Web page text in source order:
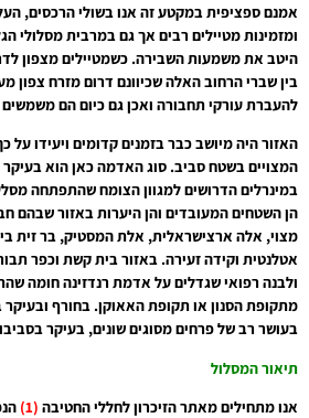
אמנם ספציפית במקטע זה אנו בשולי הרכסים,
ומזמינות מטיילים רבים אך גם במרבית מסלולי
היטב את משמעות השבירה. כשמטיילים מצפון
בין שברי הרחוב האלה שכיוונם דרום מזרח צפון
להעברת עורקי תחבורה ואכן גם כיום הם
האזור היה מיושב כבר בזמנים קדומים ויעידו על
המצויים בשטח סביב. סוג האדמה כאן הוא
במינרלים הדרושים למגוון הצומח שהתפתחה
הן השטחים המעובדים והן היערות באזור שבהם
מצוי, אלה ארצישראלית, אלת המסטיק, בר זית
אטלנטית וקידה זעירה. באזור בית קשת וכפר
ולבנה רפואי שגדלים על אדמת רנדזינה חומה
מתקופת הסנון או תקופת האאוקן. בחורף ובעיקר
בעושר רב של פרחים מסוגים שונים, בעיקר
תיאור המסלול
אנו מתחילים מאתר הזיכרון לחללי החטיבה (1)